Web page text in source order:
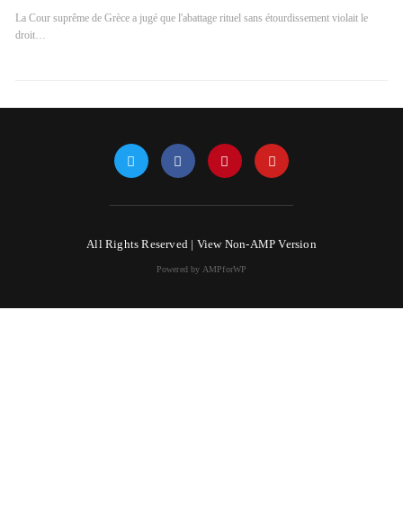
La Cour suprême de Grèce a jugé que l'abattage rituel sans étourdissement violait le
droit…
All Rights Reserved | View Non-AMP Version
Powered by AMPforWP